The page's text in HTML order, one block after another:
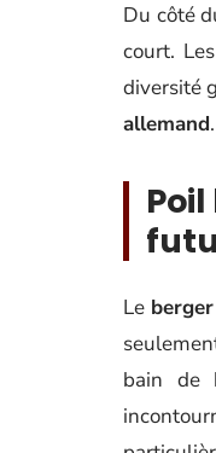
Du côté
court.
diversité
allemand.
Le
bain de